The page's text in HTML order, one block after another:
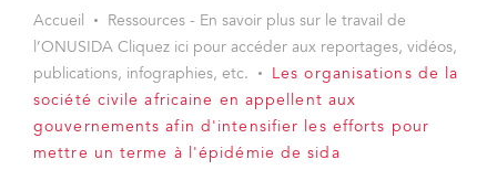
Accueil
Ressources - En savoir plus sur le travail de
l’ONUSIDA Cliquez ici pour accéder aux reportages, vidéos,
publications, infographies, etc.
Les organisations de la
société civile africaine en appellent aux
gouvernements afin d'intensifier les efforts pour
mettre un terme à l'épidémie de sida